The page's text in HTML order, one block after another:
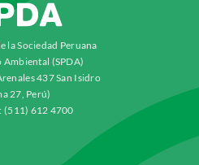
la Sociedad Peruana
Ambiental (SPDA)
437 San Isidro
27, Perú)
(511) 612 4700